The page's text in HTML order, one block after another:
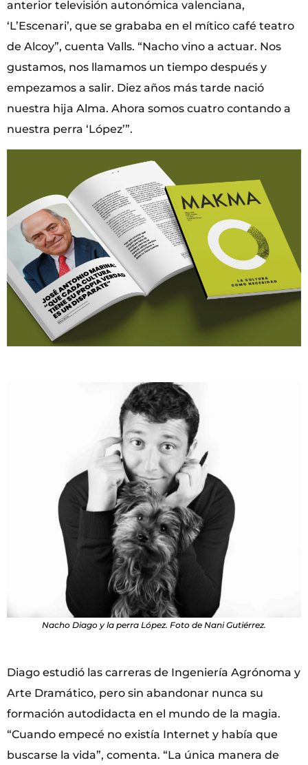
anterior televisión autonómica valenciana,
‘L’Escenari’, que se grababa en el mítico café teatro
de Alcoy”, cuenta Valls. “Nacho vino a actuar. Nos
gustamos, nos llamamos un tiempo después y
empezamos a salir. Diez años más tarde nació
nuestra hija Alma. Ahora somos cuatro contando a
nuestra perra ‘López’”.
Nacho Diago y la perra López. Foto de Nani Gutiérrez.
Diago estudió las carreras de Ingeniería Agrónoma y
Arte Dramático, pero sin abandonar nunca su
formación autodidacta en el mundo de la magia.
“Cuando empecé no existía Internet y había que
buscarse la vida”, comenta. “La única manera de